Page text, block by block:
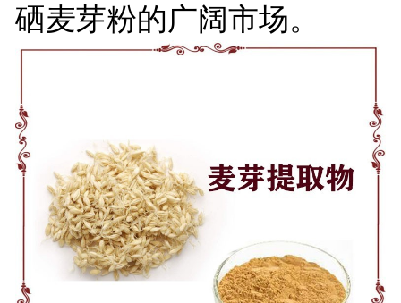
硒麦芽粉的广阔市场。